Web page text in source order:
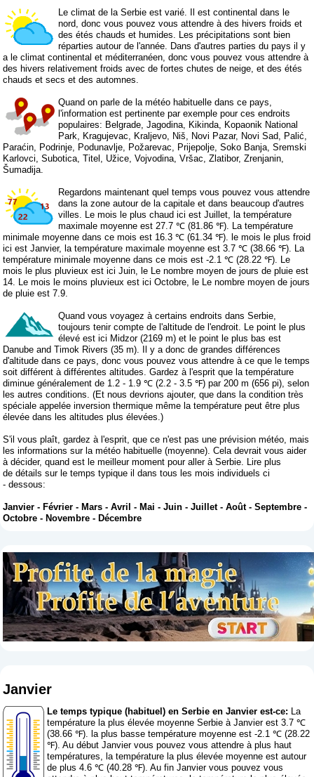
Le climat de la Serbie est varié. Il est continental dans le
nord, donc vous pouvez vous attendre à des hivers froids et
des étés chauds et humides. Les précipitations sont bien
réparties autour de l'année. Dans d'autres parties du pays il y
a le climat continental et méditerranéen, donc vous pouvez vous attendre à
des hivers relativement froids avec de fortes chutes de neige, et des étés
chauds et secs et des automnes.
Quand on parle de la météo habituelle dans ce pays,
l'information est pertinente par exemple pour ces endroits
populaires: Belgrade, Jagodina, Kikinda, Kopaonik National
Park, Kragujevac, Kraljevo, Niš, Novi Pazar, Novi Sad, Palić,
Paraćin, Podrinje, Podunavlje, Požarevac, Prijepolje, Soko Banja, Sremski
Karlovci, Subotica, Titel, Užice, Vojvodina, Vršac, Zlatibor, Zrenjanin,
Šumadija.
Regardons maintenant quel temps vous pouvez vous attendre
dans la zone autour de la capitale et dans beaucoup d'autres
villes. Le mois le plus chaud ici est Juillet, la température
maximale moyenne est 27.7 ℃ (81.86 ℉). La température
minimale moyenne dans ce mois est 16.3 ℃ (61.34 ℉). le mois le plus froid
ici est Janvier, la température maximale moyenne est 3.7 ℃ (38.66 ℉). La
température minimale moyenne dans ce mois est -2.1 ℃ (28.22 ℉). Le
mois le plus pluvieux est ici Juin, le Le nombre moyen de jours de pluie est
14. Le mois le moins pluvieux est ici Octobre, le Le nombre moyen de jours
de pluie est 7.9.
Quand vous voyagez à certains endroits dans Serbie,
toujours tenir compte de l'altitude de l'endroit. Le point le plus
élevé est ici Midzor (2169 m) et le point le plus bas est
Danube and Timok Rivers (35 m). Il y a donc de grandes différences
d'altitude dans ce pays, donc vous pouvez vous attendre à ce que le temps
soit différent à différentes altitudes. Gardez à l'esprit que la température
diminue généralement de 1.2 - 1.9 ℃ (2.2 - 3.5 ℉) par 200 m (656 pi), selon
les autres conditions. (Et nous devrions ajouter, que dans la condition très
spéciale appelée inversion thermique même la température peut être plus
élevée dans les altitudes plus élevées.)
S'il vous plaît, gardez à l'esprit, que ce n'est pas une prévision météo, mais
les informations sur la météo habituelle (moyenne). Cela devrait vous aider
à décider, quand est le meilleur moment pour aller à Serbie. Lire plus
de détails sur le temps typique il dans tous les mois individuels ci
- dessous:
Janvier -Février -Mars -Avril -Mai -Juin -Juillet-Août-Septembre -
Octobre -Novembre -Décembre
Janvier
Le temps typique (habituel) en Serbie en Janvier est-ce: La
température la plus élevée moyenne Serbie à Janvier est 3.7 ℃
(38.66 ℉). la plus basse température moyenne est -2.1 ℃ (28.22
℉). Au début Janvier vous pouvez vous attendre à plus haut
températures, la température la plus élevée moyenne est autour
de plus 4.6 ℃ (40.28 ℉). Au fin Janvier vous pouvez vous